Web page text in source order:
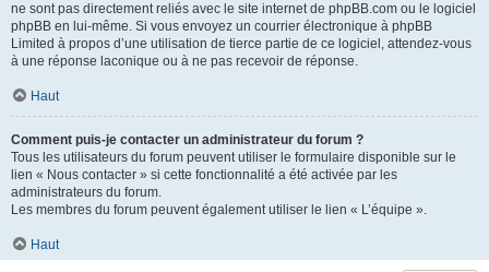
ne sont pas directement reliés avec le site internet de phpBB.com ou le logiciel
phpBB en lui-même. Si vous envoyez un courrier électronique à phpBB
Limited à propos d’une utilisation de tierce partie de ce logiciel, attendez-vous
à une réponse laconique ou à ne pas recevoir de réponse.
Haut
Comment puis-je contacter un administrateur du forum ?
Tous les utilisateurs du forum peuvent utiliser le formulaire disponible sur le
lien « Nous contacter » si cette fonctionnalité a été activée par les
administrateurs du forum.
Les membres du forum peuvent également utiliser le lien « L’équipe ».
Haut